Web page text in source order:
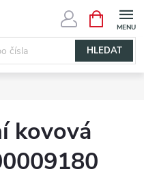
HLEDAT
NÁKUPNÍ
KOŠÍK
kovová